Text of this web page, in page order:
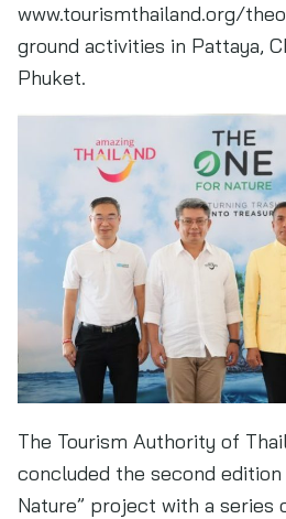
www.tourismthailand.org/
ground activities in Pattaya,
Phuket.
The Tourism Authority of
concluded the second
Nature” project with a series